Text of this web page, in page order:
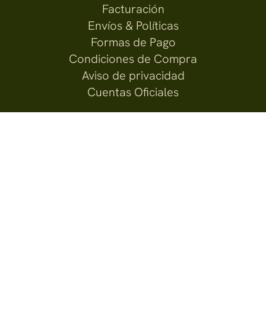
Facturación
Envíos & Políticas
Formas de Pago
Condiciones de Compra
Aviso de privacidad
Cuentas Oficiales